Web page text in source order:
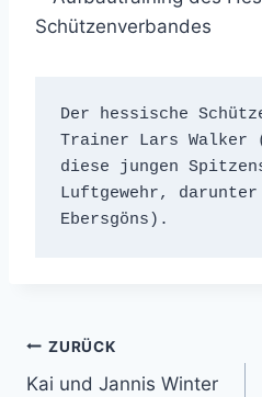
Der hessische
Trainer Lars
diese jungen
Luftgewehr, darunter
Ebersgöns).
ZURÜCK
Kai und Jannis Winter